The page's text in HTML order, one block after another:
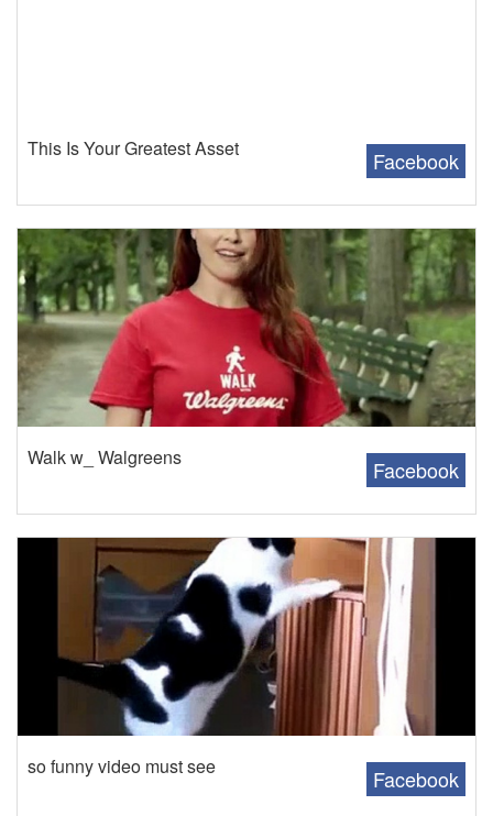
Facebook
This Is Your Greatest Asset
Facebook
Walk w_ Walgreens
Facebook
so funny video must see